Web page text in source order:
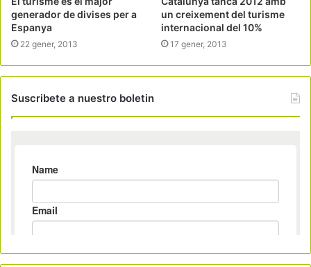
generador de divises per a
Espanya
22 gener, 2013
un creixement del turisme
internacional del 10%
17 gener, 2013
Suscribete a nuestro boletin